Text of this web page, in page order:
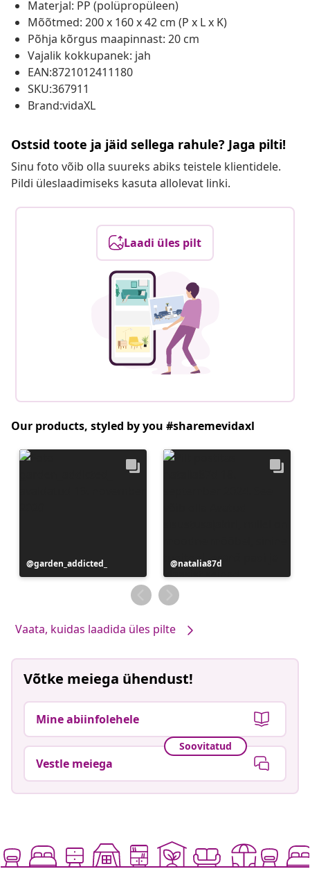
Materjal: PP (polüpropüleen)
Mõõtmed: 200 x 160 x 42 cm (P x L x K)
Põhja kõrgus maapinnast: 20 cm
Vajalik kokkupanek: jah
EAN:8721012411180
SKU:367911
Brand:vidaXL
Ostsid toote ja jäid sellega rahule? Jaga pilti!
Sinu foto võib olla suureks abiks teistele klientidele.
Pildi üleslaadimiseks kasuta allolevat linki.
Laadi üles pilt
Our products, styled by you #sharemevidaxl
Postitus
avaldatud
garden_addicted_
Postitus
avaldatud
natalia87d
Vaata, kuidas laadida üles pilte
Võtke meiega ühendust!
Mine abiinfolehele
Soovitatud
Vestle meiega